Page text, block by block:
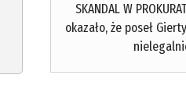
SKANDAL W
okazało, że poseł